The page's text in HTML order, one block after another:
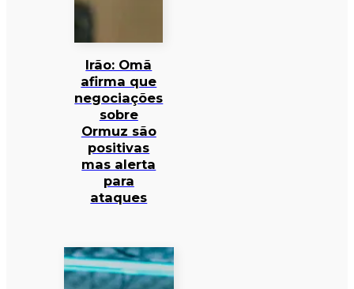
Irão: Omã
afirma que
negociações
sobre
Ormuz são
positivas
mas alerta
para
ataques